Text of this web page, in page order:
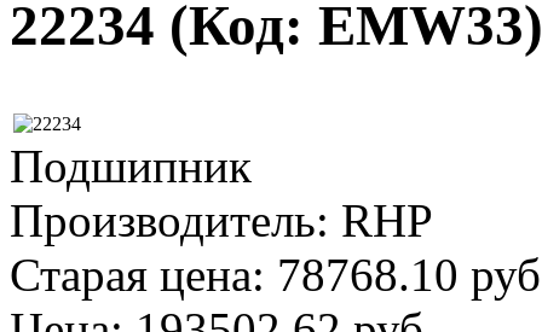
22234 (Код: EMW33)
Подшипник
Производитель: RHP
Старая цена: 78768.10